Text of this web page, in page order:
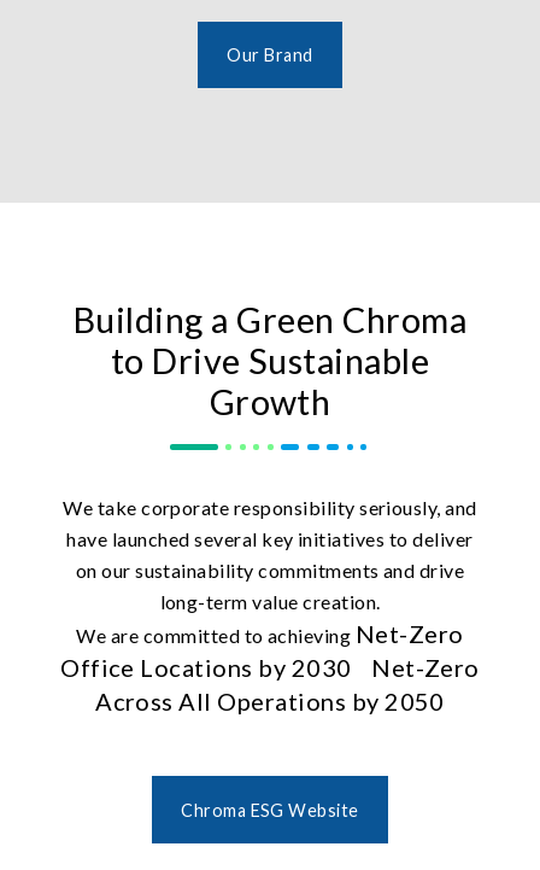
Our Brand
Building a Green Chroma
to Drive Sustainable
Growth
We take corporate responsibility seriously, and
have launched several key initiatives to deliver
on our sustainability commitments and drive
long-term value creation.
We are committed to achieving Net-Zero
Office Locations by 2030
Net-Zero
Across All Operations by 2050
Chroma ESG Website